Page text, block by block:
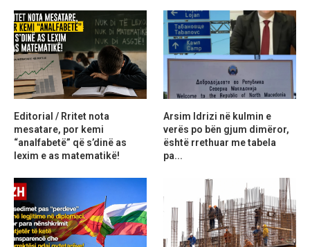
Editorial / Rritet nota
mesatare, por kemi
“analfabetë” që s’dinë as
lexim e as matematikë!
Arsim Idrizi në kulmin e
verës po bën gjum dimëror,
është rrethuar me tabela
pa...